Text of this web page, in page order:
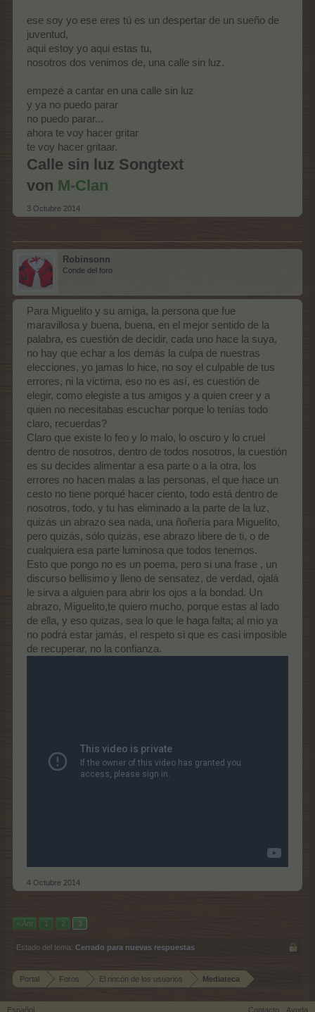
ese soy yo ese eres tú es un despertar de un sueño de
juventud,
aqui estoy yo aqui estas tu,
nosotros dos venimos de, una calle sin luz.
empezé a cantar en una calle sin luz
y ya no puedo parar
no puedo parar...
ahora te voy hacer gritar
te voy hacer gritaar.
Calle sin luz Songtext
von M-Clan
3 Octubre 2014
Robinsonn
Conde del foro
Para Miguelito y su amiga, la persona que fue
maravillosa y buena, buena, en el mejor sentido de la
palabra, es cuestión de decidir, cada uno hace la suya,
no hay que echar a los demás la culpa de nuestras
elecciones, yo jamas lo hice, no soy el culpable de tus
errores, ni la victima, eso no es así, es cuestión de
elegir, como elegiste a tus amigos y a quien creer y a
quien no necesitabas escuchar porque lo tenías todo
claro, recuerdas?
Claro que existe lo feo y lo malo, lo oscuro y lo cruel
dentro de nosotros, dentro de todos nosotros, la cuestión
es su decides alimentar a esa parte o a la otra, los
errores no hacen malas a las personas, el que hace un
cesto no tiene porqué hacer ciento, todo está dentro de
nosotros, todo, y tu has eliminado a la parte de la luz,
quizás un abrazo sea nada, una ñoñería para Miguelito,
pero quizás, sólo quizás, ese abrazo libere de ti, o de
cualquiera esa parte luminosa que todos tenemos.
Esto que pongo no es un poema, pero si una frase , un
discurso bellisimo y lleno de sensatez, de verdad, ojalá
le sirva a alguien para abrir los ojos a la bondad. Un
abrazo, Miguelito,te quiero mucho, porque estas al lado
de ella, y eso quizas, sea lo que le haga falta; al mio ya
no podrá estar jamás, el respeto si que es casi imposible
de recuperar, no la confianza.
4 Octubre 2014
< Ant 1 2 3
Estado del tema: Cerrado para nuevas respuestas
Portal Foros El rincón de los usuarios Mediateca
Español Contacto Ayuda